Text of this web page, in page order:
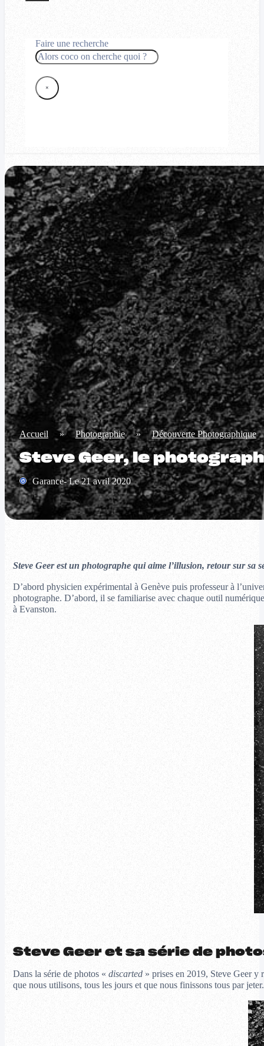
Faire une recherche
Rechercher
×
Accueil » Photographie » Découverte Photographique
Steve Geer, le
Garance- Le 21 avril 2020
Steve Geer est un photographe qui aime l’illusion, retour sur sa
D’abord physicien expérimental à Genève puis professeur à
photographe. D’abord, il se familiarise avec chaque outil
à Evanston.
Steve Geer et sa série de
Dans la série de photos « discarted » prises en 2019, Steve Geer y
que nous utilisons, tous les jours et que nous finissons tous par